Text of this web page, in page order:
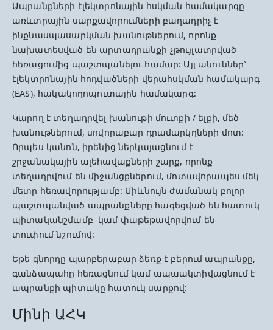
Ապրանքների էլեկտրոնային հսկման համակարգը
առևտրային սարքավորումների բաղադրիչ է
ինքնասպասարկման խանութներում, որոնք
նախատեսված են արտադրանքի չթույլատրված
հեռացումից պաշտպանելու համար: Այլ անուններ՝
էլեկտրոնային հոդվածների վերահսկման համակարգ
(EAS), հակակողոպուտային համակարգ:
Կարող է տեղադրվել խանութի մուտքի / ելքի, մեծ
խանութներում, սովորաբար դրամարկղների մոտ:
Որպես կանոն, իրենից ներկայացնում է
շրջանակային ալեհավաքների շարք, որոնք
տեղադրվում են միջանցքներում, մոտավորապես մեկ
մետր հեռավորությամբ: Միևնույն ժամանակ բոլոր
պաշտպանված ապրանքները հագեցված են հատուկ
պիտականշմամբ կամ փաթեթավորվում են
տուփում նշումով:
Եթե գնորդը պարբերաբար ձեռք է բերում ապրանքը,
գանձապահը հեռացնում կամ ապաակտիվացնում է
ապրանքի պիտակը հատուկ սարքով:
Մինի ԱՀԿ